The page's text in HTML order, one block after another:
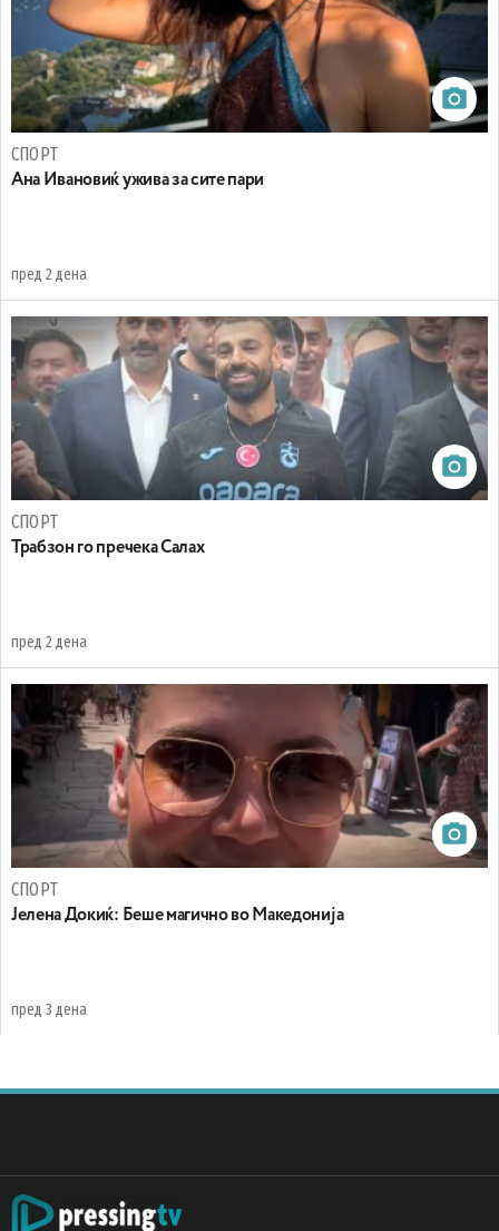
СПОРТ
Ана Ивановиќ ужива за сите пари
пред 2 дена
СПОРТ
Трабзон го пречека Салах
пред 2 дена
СПОРТ
Јелена Докиќ: Беше магично во Македонија
пред 3 дена